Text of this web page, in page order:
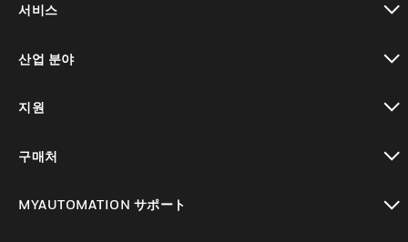
서비스
산업 분야
지원
구매처
MYAUTOMATION サポート